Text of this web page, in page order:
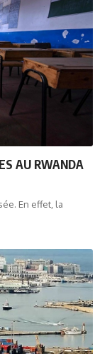
AU RWANDA
En effet, la